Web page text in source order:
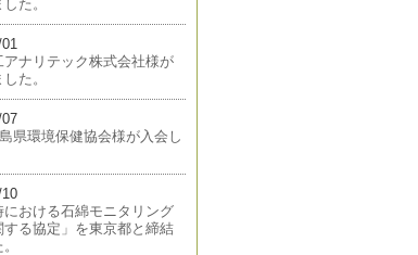
た。
アナリテック株式会社様が
た。
県環境保健協会様が入会し
における石綿モニタリング
する協定」を東京都と締結